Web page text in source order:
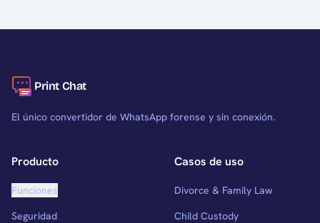
Print Chat
El único convertidor de WhatsApp forense y sin conexión.
Producto
Funciones
Seguridad
Casos de uso
Divorce & Family Law
Child Custody